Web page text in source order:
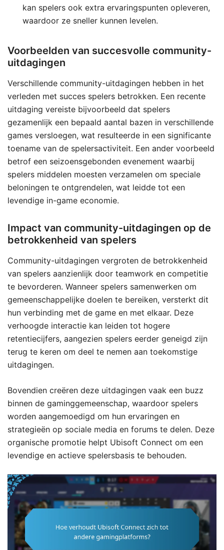
kan spelers ook extra ervaringspunten opleveren,
waardoor ze sneller kunnen levelen.
Voorbeelden van succesvolle community-
uitdagingen
Verschillende community-uitdagingen hebben in het
verleden met succes spelers betrokken. Een recente
uitdaging vereiste bijvoorbeeld dat spelers
gezamenlijk een bepaald aantal bazen in verschillende
games versloegen, wat resulteerde in een significante
toename van de spelersactiviteit. Een ander voorbeeld
betrof een seizoensgebonden evenement waarbij
spelers middelen moesten verzamelen om speciale
beloningen te ontgrendelen, wat leidde tot een
levendige in-game economie.
Impact van community-uitdagingen op de
betrokkenheid van spelers
Community-uitdagingen vergroten de betrokkenheid
van spelers aanzienlijk door teamwork en competitie
te bevorderen. Wanneer spelers samenwerken om
gemeenschappelijke doelen te bereiken, versterkt dit
hun verbinding met de game en met elkaar. Deze
verhoogde interactie kan leiden tot hogere
retentiecijfers, aangezien spelers eerder geneigd zijn
terug te keren om deel te nemen aan toekomstige
uitdagingen.
Bovendien creëren deze uitdagingen vaak een buzz
binnen de gaminggemeenschap, waardoor spelers
worden aangemoedigd om hun ervaringen en
strategieën op sociale media en forums te delen. Deze
organische promotie helpt Ubisoft Connect om een
levendige en actieve spelersbasis te behouden.